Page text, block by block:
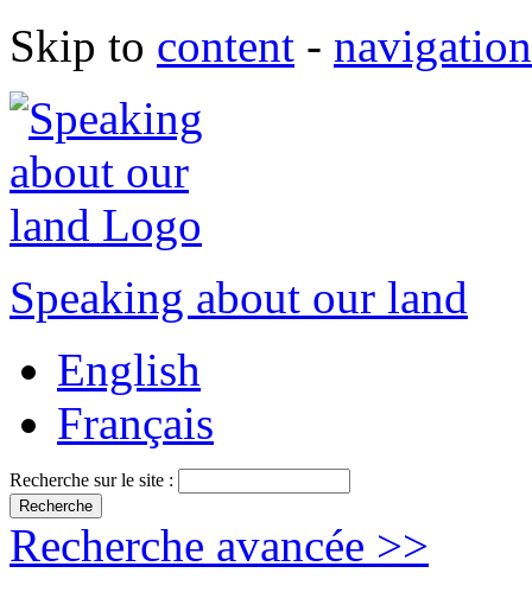
Skip to content - navigation
Speaking about our land
English
Français
Recherche sur le site :
Recherche avancée >>